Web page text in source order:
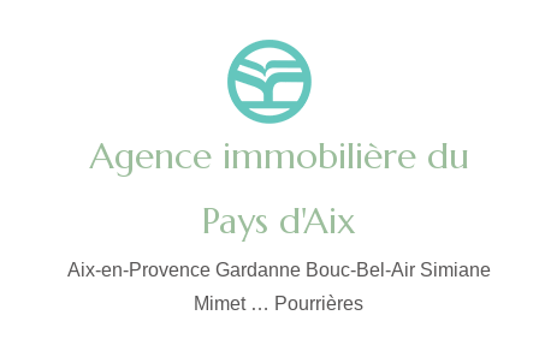
Agence immobilière du
Pays d'Aix
Aix-en-Provence Gardanne Bouc-Bel-Air Simiane
Mimet … Pourrières